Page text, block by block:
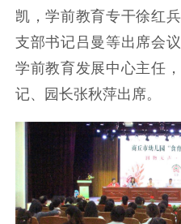
凯，学前教育专干徐红
支部书记吕曼等出席会
学前教育发展中心主任
记、园长张秋萍出席。